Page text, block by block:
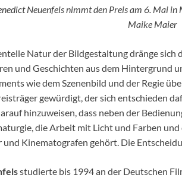
Neuenfels nimmt den Preis am 6. Mai in
Maike Maier
Natur der Bildgestaltung dränge sich
und Geschichten aus dem Hintergrund
wie dem Szenenbild und der Regie
gewürdigt, der sich entschieden
hinzuweisen, dass neben der
die Arbeit mit Licht und Farben
Kinematografen gehört. Die
studierte bis 1994 an der Deutschen